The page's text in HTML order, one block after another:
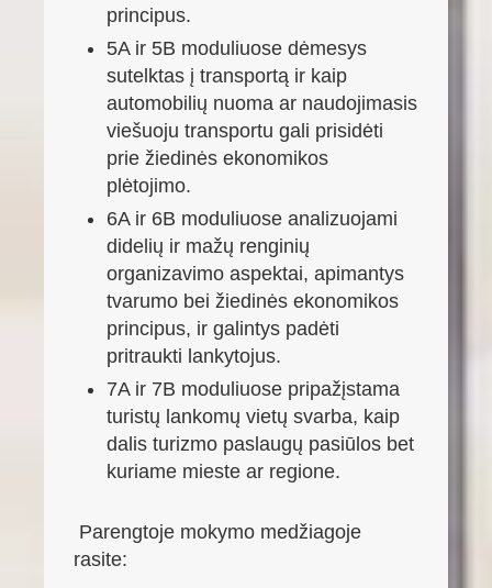
principus.
5A ir 5B moduliuose dėmesys
sutelktas į transportą ir kaip
automobilių nuoma ar naudojimasis
viešuoju transportu gali prisidėti
prie žiedinės ekonomikos
plėtojimo.
6A ir 6B moduliuose analizuojami
didelių ir mažų renginių
organizavimo aspektai, apimantys
tvarumo bei žiedinės ekonomikos
principus, ir galintys padėti
pritraukti lankytojus.
7A ir 7B moduliuose pripažįstama
turistų lankomų vietų svarba, kaip
dalis turizmo paslaugų pasiūlos bet
kuriame mieste ar regione.
Parengtoje mokymo medžiagoje
rasite: